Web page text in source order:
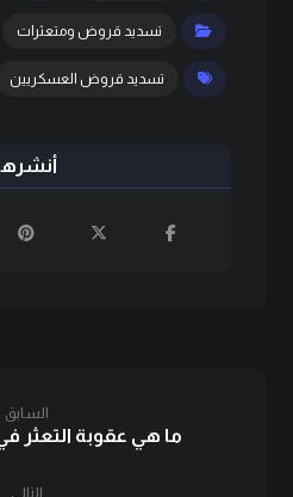
تسديد قروض ومتعثرات
تسديد قروض العسكريين
السابق
ما هي عقوبة التعثر
التالى